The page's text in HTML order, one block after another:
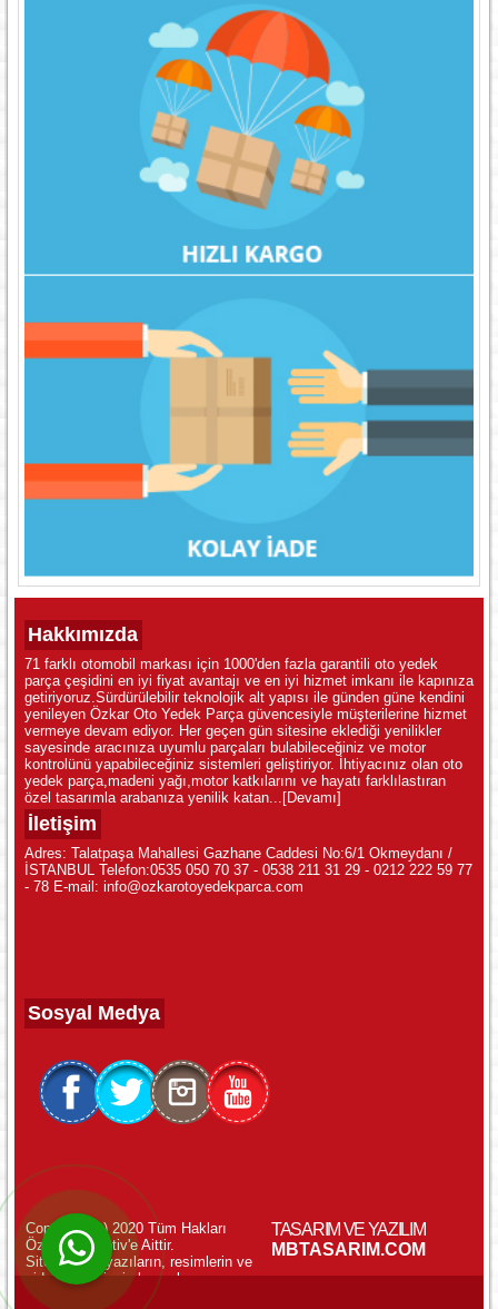
WhatsApp ile Online Destek!
Hakkımızda
71 farklı otomobil markası için 1000'den fazla garantili oto yedek
parça çeşidini en iyi fiyat avantajı ve en iyi hizmet imkanı ile kapınıza
getiriyoruz.Sürdürülebilir teknolojik alt yapısı ile günden güne kendini
yenileyen Özkar Oto Yedek Parça güvencesiyle müşterilerine hizmet
vermeye devam ediyor. Her geçen gün sitesine eklediği yenilikler
sayesinde aracınıza uyumlu parçaları bulabileceğiniz ve motor
kontrolünü yapabileceğiniz sistemleri geliştiriyor. İhtiyacınız olan oto
yedek parça,madeni yağı,motor katkılarını ve hayatı farklılastıran
özel tasarımla arabanıza yenilik katan... [Devamı]
İletişim
Adres: Talatpaşa Mahallesi Gazhane Caddesi No:6/1 Okmeydanı /
İSTANBUL Telefon:0535 050 70 37 - 0538 211 31 29 - 0212 222 59 77
- 78 E-mail: info@ozkarotoyedekparca.com
Sosyal Medya
Copyright (c) 2020 Tüm Hakları
Özkar Otomotiv'e Aittir.
Sitemizdeki yazıların, resimlerin ve
videoların izinsiz kopyalanması
yasaktır.
TASARIM VE YAZILIM
MBTASARIM.COM